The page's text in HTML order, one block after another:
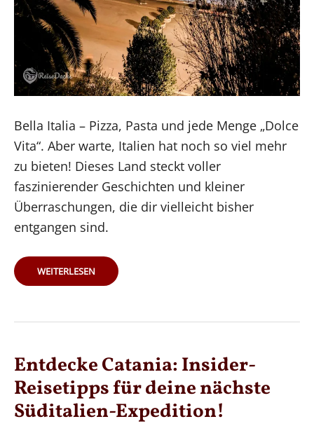
Bella Italia – Pizza, Pasta und jede Menge „Dolce
Vita“. Aber warte, Italien hat noch so viel mehr
zu bieten! Dieses Land steckt voller
faszinierender Geschichten und kleiner
Überraschungen, die dir vielleicht bisher
entgangen sind.
10
UNGLAUBLICHE
FAKTEN
DU
WUSSTEST
WEITERLESEN
Entdecke Catania: Insider-
Reisetipps für deine nächste
Süditalien-Expedition!